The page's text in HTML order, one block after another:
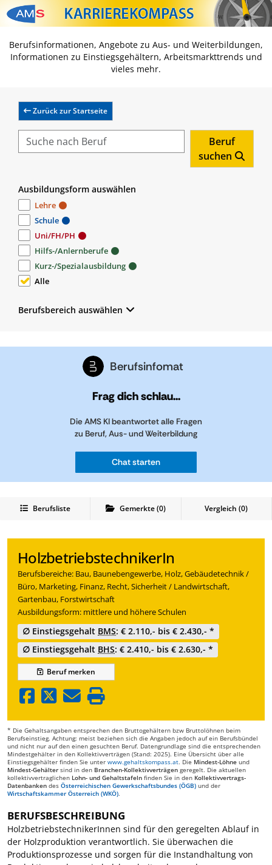
Zum Inhalt springen
Zum Navmenü springen
Zur Suche springen
Zur Footer springen
Berufsinformationen, Angebote zu Aus- und Weiterbildungen,
Informationen zu Einstiegsgehältern, Arbeitsmarkttrends und
vieles mehr.
Zurück zur Startseite
Beruf
suchen
Ausbildungsform auswählen
Lehre
Schule
Uni/FH/PH
Hilfs-/Anlernberufe
Kurz-/Spezialausbildung
Alle
Berufsbereich auswählen
Berufsinfomat
Frag dich schlau...
Die AMS KI beantwortet alle Fragen
zu Beruf, Aus- und Weiterbildung
Chat starten
Berufsliste Gemerkte(0) Vergleich (0)
HolzbetriebstechnikerIn
Berufsbereiche: Bau, Baunebengewerbe, Holz, Gebäudetechnik /
Büro, Marketing, Finanz, Recht, Sicherheit / Landwirtschaft,
Gartenbau, Forstwirtschaft
Ausbildungsform: mittlere und höhere Schulen
∅ Einstiegsgehalt BMS: € 2.110,- bis € 2.430,- *
∅ Einstiegsgehalt BHS: € 2.410,- bis € 2.630,- *
Berufmerken
* Die Gehaltsangaben entsprechen den Bruttogehältern bzw Bruttolöhnen beim
Berufseinstieg. Achtung: meist beziehen sich die Angaben jedoch auf ein Berufsbündel
und nicht nur auf den einen gesuchten Beruf. Datengrundlage sind die entsprechenden
Mindestgehälter in den Kollektivverträgen (Stand: 2025). Eine Übersicht über alle
Einstiegsgehälter finden Sie unter www.gehaltskompass.at. Die Mindest-Löhne und
Mindest-Gehälter sind in den Branchen-Kollektivverträgen geregelt. Die aktuellen
kollektivvertraglichen Lohn- und Gehaltstafeln finden Sie in den Kollektivvertrags-
Datenbanken des Österreichischen Gewerkschaftsbundes (ÖGB) und der
Wirtschaftskammer Österreich (WKÖ).
BERUFSBESCHREIBUNG
HolzbetriebstechnikerInnen sind für den geregelten Ablauf in
der Holzproduktion verantwortlich. Sie überwachen die
Produktionsprozesse und sorgen für die Instandhaltung von